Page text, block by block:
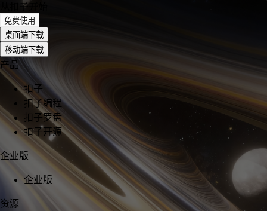
从扣子开始
免费使用
桌面端下载
移动端下载
产品
扣子
扣子编程
扣子罗盘
扣子开源
企业版
企业版
资源